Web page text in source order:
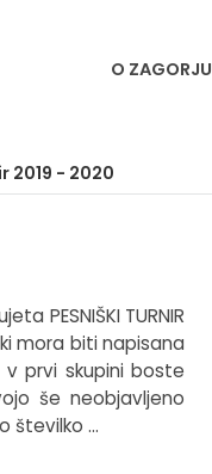
O ZAGORJU
2019 - 2020
PESNIŠKI TURNIR
mora biti napisana
prvi skupini boste
še neobjavljeno
številko …